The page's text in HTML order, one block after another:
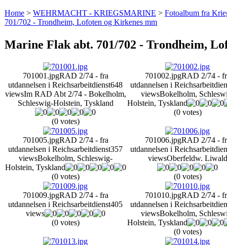
Home > WEHRMACHT - KRIEGSMARINE > Fotoalbum fra
701/702 - Trondheim, Lofoten og Kirkenes mm
Marine Flak abt. 701/702 - Trondheim,
701001.jpgRAD 2/74 - fra
utdannelsen i Reichsarbeitdienst648
viewsIm RAD Abt 2/74 - Bokelholm,
Schleswig-Holstein, Tyskland
(0 votes)
701002.jpgRAD 2/74 -
utdannelsen i
viewsBokelholm,
Holstein, Tyskland
(0 votes)
701005.jpgRAD 2/74 - fra
utdannelsen i Reichsarbeitdienst357
viewsBokelholm, Schleswig-
Holstein, Tyskland
(0 votes)
701006.jpgRAD 2/74 -
utdannelsen i
viewsOberfeldw. Liwald
(0 votes)
701009.jpgRAD 2/74 - fra
utdannelsen i Reichsarbeitdienst405
views
(0 votes)
701010.jpgRAD 2/74 -
utdannelsen i
viewsBokelholm,
Holstein, Tyskland
(0 votes)